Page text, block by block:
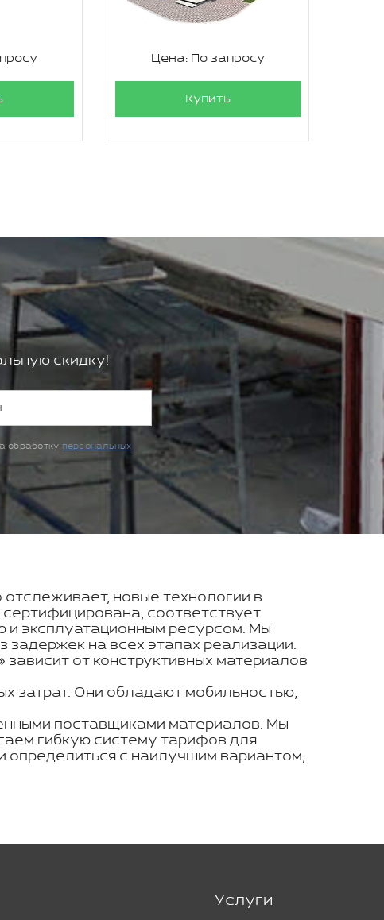
Цена: По запросу
Купить
скидку!
обработку персональных
отслеживает, новые технологии в
соответствует
и эксплуатационным ресурсом. Мы
на всех этапах реализации.
от конструктивных материалов
затрат. Они обладают мобильностью,
поставщиками материалов. Мы
гибкую систему тарифов для
определиться с наилучшим вариантом,
Услуги